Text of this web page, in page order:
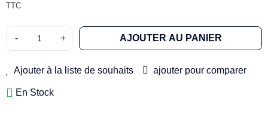
TTC
- + AJOUTER AU PANIER
Ajouter à la liste de souhaits ajouter pour comparer
En Stock